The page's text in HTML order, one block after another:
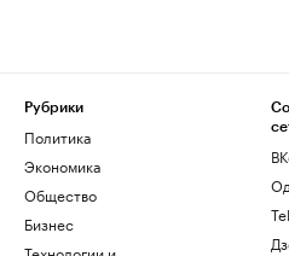
Рубрики
Политика
Экономика
Общество
Бизнес